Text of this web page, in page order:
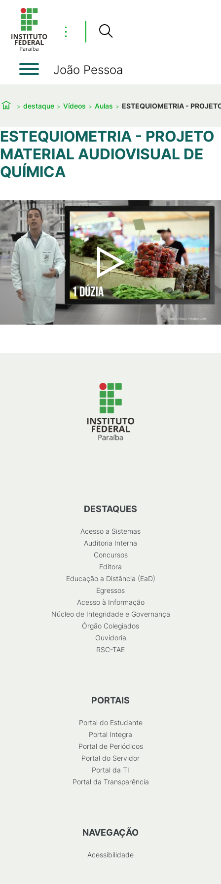
⋮
João Pessoa
destaque Vídeos Aulas ESTEQUIOMETRIA -
ESTEQUIOMETRIA - PROJETO
MATERIAL AUDIOVISUAL DE
QUÍMICA
DESTAQUES
Acesso a Sistemas
Auditoria Interna
Concursos
Editora
Educação a Distância (EaD)
Egressos
Acesso à Informação
Núcleo de Integridade e Governança
Órgão Colegiados
Ouvidoria
RSC-TAE
PORTAIS
Portal do Estudante
Portal Integra
Portal de Periódicos
Portal do Servidor
Portal da TI
Portal da Transparência
NAVEGAÇÃO
Acessibilidade